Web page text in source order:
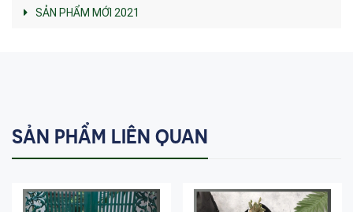
SẢN PHẨM MỚI 2021
SẢN PHẨM LIÊN QUAN